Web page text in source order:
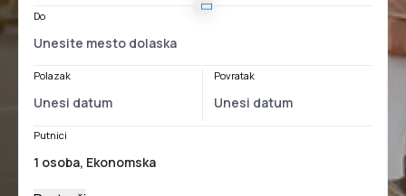
Do
Polazak Povratak
Putnici